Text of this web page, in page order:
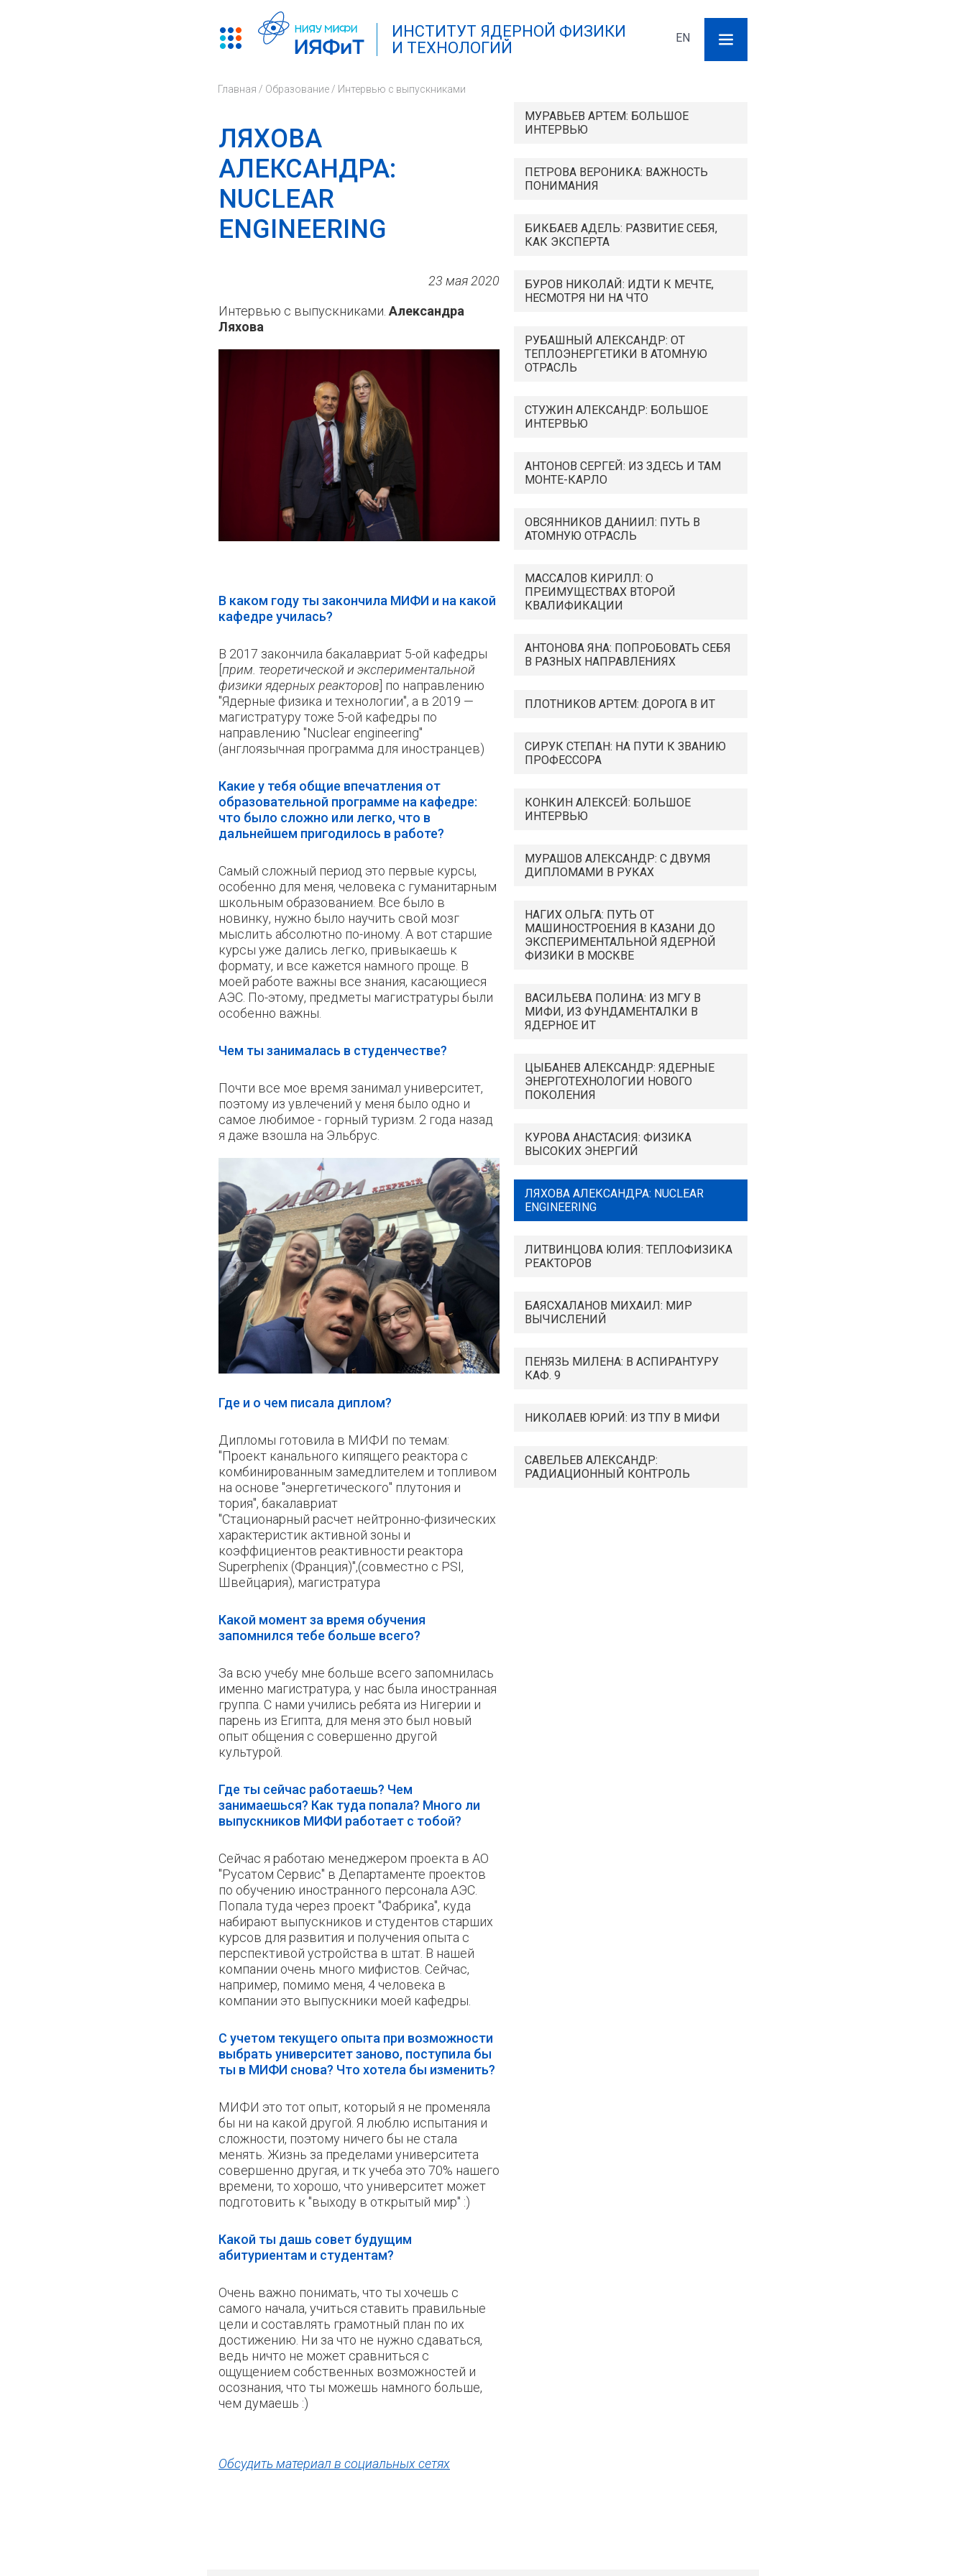
ИНСТИТУТ ЯДЕРНОЙ ФИЗИКИ
И ТЕХНОЛОГИЙ
EN
Главная / Образование / Интервью с выпускниками
МУРАВЬЕВ АРТЕМ: БОЛЬШОЕ
ИНТЕРВЬЮ
ПЕТРОВА ВЕРОНИКА: ВАЖНОСТЬ
ПОНИМАНИЯ
БИКБАЕВ АДЕЛЬ: РАЗВИТИЕ СЕБЯ,
КАК ЭКСПЕРТА
БУРОВ НИКОЛАЙ: ИДТИ К МЕЧТЕ,
НЕСМОТРЯ НИ НА ЧТО
РУБАШНЫЙ АЛЕКСАНДР: ОТ
ТЕПЛОЭНЕРГЕТИКИ В АТОМНУЮ
ОТРАСЛЬ
СТУЖИН АЛЕКСАНДР: БОЛЬШОЕ
ИНТЕРВЬЮ
АНТОНОВ СЕРГЕЙ: ИЗ ЗДЕСЬ И ТАМ
МОНТЕ-КАРЛО
ОВСЯННИКОВ ДАНИИЛ: ПУТЬ В
АТОМНУЮ ОТРАСЛЬ
МАССАЛОВ КИРИЛЛ: О
ПРЕИМУЩЕСТВАХ ВТОРОЙ
КВАЛИФИКАЦИИ
АНТОНОВА ЯНА: ПОПРОБОВАТЬ СЕБЯ
В РАЗНЫХ НАПРАВЛЕНИЯХ
ПЛОТНИКОВ АРТЕМ: ДОРОГА В ИТ
СИРУК СТЕПАН: НА ПУТИ К ЗВАНИЮ
ПРОФЕССОРА
КОНКИН АЛЕКСЕЙ: БОЛЬШОЕ
ИНТЕРВЬЮ
МУРАШОВ АЛЕКСАНДР: С ДВУМЯ
ДИПЛОМАМИ В РУКАХ
НАГИХ ОЛЬГА: ПУТЬ ОТ
МАШИНОСТРОЕНИЯ В КАЗАНИ ДО
ЭКСПЕРИМЕНТАЛЬНОЙ ЯДЕРНОЙ
ФИЗИКИ В МОСКВЕ
ВАСИЛЬЕВА ПОЛИНА: ИЗ МГУ В
МИФИ, ИЗ ФУНДАМЕНТАЛКИ В
ЯДЕРНОЕ ИТ
ЦЫБАНЕВ АЛЕКСАНДР: ЯДЕРНЫЕ
ЭНЕРГОТЕХНОЛОГИИ НОВОГО
ПОКОЛЕНИЯ
КУРОВА АНАСТАСИЯ: ФИЗИКА
ВЫСОКИХ ЭНЕРГИЙ
ЛЯХОВА АЛЕКСАНДРА: NUCLEAR
ENGINEERING
ЛИТВИНЦОВА ЮЛИЯ: ТЕПЛОФИЗИКА
РЕАКТОРОВ
БАЯСХАЛАНОВ МИХАИЛ: МИР
ВЫЧИСЛЕНИЙ
ПЕНЯЗЬ МИЛЕНА: В АСПИРАНТУРУ
КАФ. 9
НИКОЛАЕВ ЮРИЙ: ИЗ ТПУ В МИФИ
САВЕЛЬЕВ АЛЕКСАНДР:
РАДИАЦИОННЫЙ КОНТРОЛЬ
ЛЯХОВА
АЛЕКСАНДРА:
NUCLEAR
ENGINEERING
23 мая 2020
Интервью с выпускниками. Александра
Ляхова
В каком году ты закончила МИФИ и на какой
кафедре училась?
В 2017 закончила бакалавриат 5-ой кафедры
прим. теоретической и экспериментальной
физики ядерных реакторов ] по направлению
"Ядерные физика и технологии", а в 2019 —
магистратуру тоже 5-ой кафедры по
направлению "Nuclear engineering"
(англоязычная программа для иностранцев)
Какие у тебя общие впечатления от
образовательной программе на кафедре:
что было сложно или легко, что в
дальнейшем пригодилось в работе?
Самый сложный период это первые курсы,
особенно для меня, человека с гуманитарным
школьным образованием. Все было в
новинку, нужно было научить свой мозг
мыслить абсолютно по-иному. А вот старшие
курсы уже дались легко, привыкаешь к
формату, и все кажется намного проще. В
моей работе важны все знания, касающиеся
АЭС. По-этому, предметы магистратуры были
особенно важны.
Чем ты занималась в студенчестве?
Почти все мое время занимал университет,
поэтому из увлечений у меня было одно и
самое любимое - горный туризм. 2 года назад
я даже взошла на Эльбрус.
Где и о чем писала диплом?
Дипломы готовила в МИФИ по темам:
"Проект канального кипящего реактора с
комбинированным замедлителем и топливом
на основе "энергетического" плутония и
тория", бакалавриат
"Стационарный расчет нейтронно-физических
характеристик активной зоны и
коэффициентов реактивности реактора
Superphenix (Франция)",(совместно с PSI,
Швейцария), магистратура
Какой момент за время обучения
запомнился тебе больше всего?
За всю учебу мне больше всего запомнилась
именно магистратура, у нас была иностранная
группа. С нами учились ребята из Нигерии и
парень из Египта, для меня это был новый
опыт общения с совершенно другой
культурой.
Где ты сейчас работаешь? Чем
занимаешься? Как туда попала? Много ли
выпускников МИФИ работает с тобой?
Сейчас я работаю менеджером проекта в АО
"Русатом Сервис" в Департаменте проектов
по обучению иностранного персонала АЭС.
Попала туда через проект "Фабрика", куда
набирают выпускников и студентов старших
курсов для развития и получения опыта с
перспективой устройства в штат. В нашей
компании очень много мифистов. Сейчас,
например, помимо меня, 4 человека в
компании это выпускники моей кафедры.
С учетом текущего опыта при возможности
выбрать университет заново, поступила бы
ты в МИФИ снова? Что хотела бы изменить?
МИФИ это тот опыт, который я не променяла
бы ни на какой другой. Я люблю испытания и
сложности, поэтому ничего бы не стала
менять. Жизнь за пределами университета
совершенно другая, и тк учеба это 70% нашего
времени, то хорошо, что университет может
подготовить к "выходу в открытый мир" :)
Какой ты дашь совет будущим
абитуриентам и студентам?
Очень важно понимать, что ты хочешь с
самого начала, учиться ставить правильные
цели и составлять грамотный план по их
достижению. Ни за что не нужно сдаваться,
ведь ничто не может сравниться с
ощущением собственных возможностей и
осознания, что ты можешь намного больше,
чем думаешь :)
Обсудить материал в социальных сетях